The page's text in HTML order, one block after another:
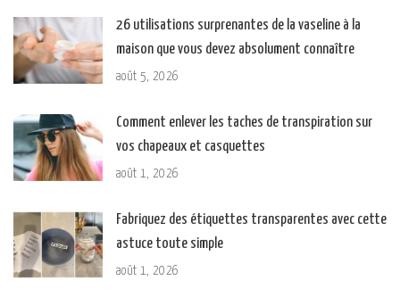
26 utilisations surprenantes de la vaseline à la
maison que vous devez absolument connaître
août 5, 2026
Comment enlever les taches de transpiration sur
vos chapeaux et casquettes
août 1, 2026
Fabriquez des étiquettes transparentes avec cette
astuce toute simple
août 1, 2026